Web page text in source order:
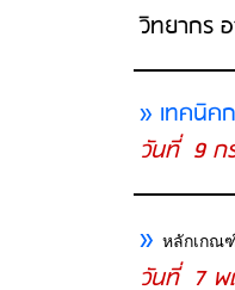
วิทยากร
» เทคนิค
วันที่ 9 ก
» หลักเกณ
วันที่ 7